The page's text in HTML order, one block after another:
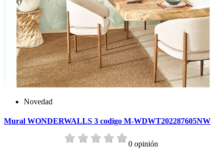
Novedad
Mural WONDERWALLS 3 codigo M-WDWT202287605NW
0 opinión